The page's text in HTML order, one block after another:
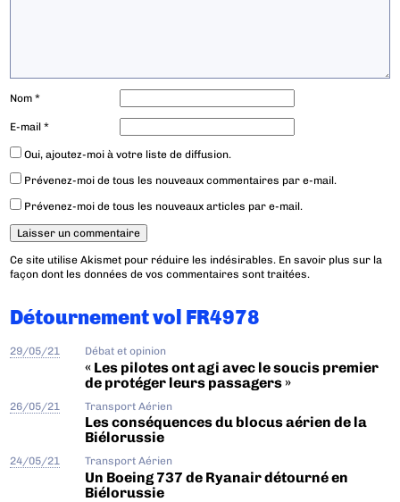
Nom*
E-mail*
Oui, ajoutez-moi à votre liste de diffusion.
Prévenez-moi de tous les nouveaux commentaires par e-mail.
Prévenez-moi de tous les nouveaux articles par e-mail.
Ce site utilise Akismet pour réduire les indésirables. En savoir plus sur la
façon dont les données de vos commentaires sont traitées.
Détournement vol FR4978
29/05/21 Débat et opinion
« Les pilotes ont agi avec le soucis premier
de protéger leurs passagers »
26/05/21 Transport Aérien
Les conséquences du blocus aérien de la
Biélorussie
24/05/21 Transport Aérien
Un Boeing 737 de Ryanair détourné en
Biélorussie